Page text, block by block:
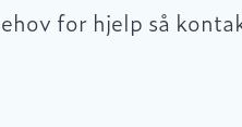
for hjelp så